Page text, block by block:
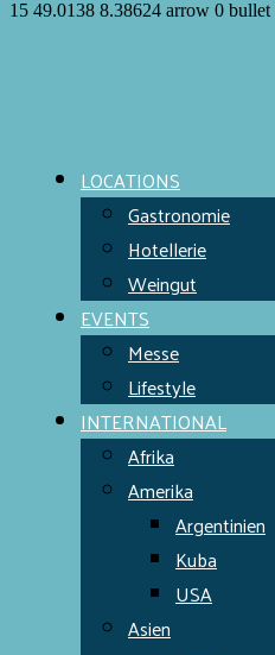
15 49.0138 8.38624 arrow 0 bullet
LOCATIONS
Gastronomie
Hotellerie
Weingut
EVENTS
Messe
Lifestyle
INTERNATIONAL
Afrika
Amerika
Argentinien
Kuba
USA
Asien